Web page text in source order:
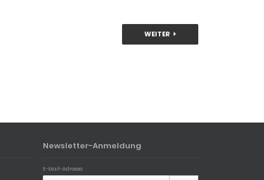
WEITER
Newsletter-Anmeldung
E-Mail-Adresse: